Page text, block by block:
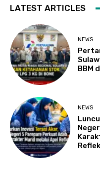
LATEST ARTICLES
NEWS
BBM
NEWS